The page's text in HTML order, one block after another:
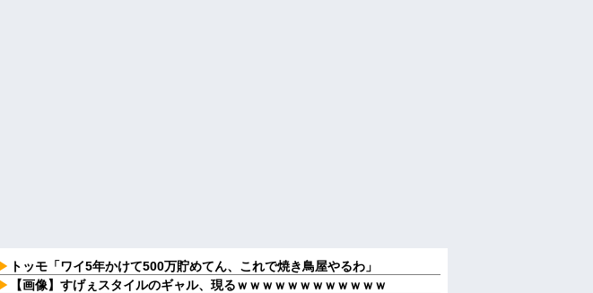
トッモ「ワイ5年かけて500万貯めてん、これで焼き鳥屋やるわ」
【画像】すげぇスタイルのギャル、現るｗｗｗｗｗｗｗｗｗｗｗｗ